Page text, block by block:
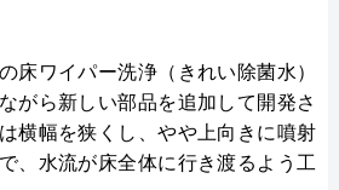
床ワイパー洗浄（きれい除菌水）
がら新しい部品を追加して開発さ
横幅を狭くし、やや上向きに噴射
、水流が床全体に行き渡るよう工